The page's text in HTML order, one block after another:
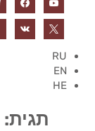
RU
EN
HE
תגית: